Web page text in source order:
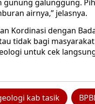
galunggung.
airnya,” jelasnya.
Kordinasi dengan
tidak bagi
untuk cek
kab tasik